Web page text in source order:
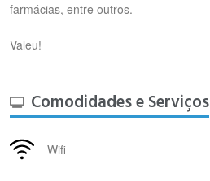
farmácias, entre outros.
Valeu!
Comodidades e Serviços
Wifi